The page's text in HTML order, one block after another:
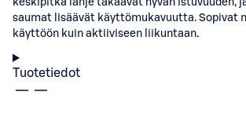
keskipitkä lahje takaavat hyvän istuvuuden,
saumat lisäävät käyttömukavuutta. Sopivat
käyttöön kuin aktiiviseen liikuntaan.
Tuotetiedot